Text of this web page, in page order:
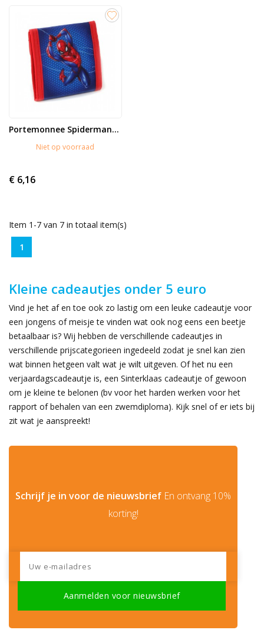
Portemonnee Spiderman...
Niet op voorraad
€ 6,16
Item 1-7 van 7 in totaal item(s)
1
Kleine cadeautjes onder 5 euro
Vind je het af en toe ook zo lastig om een leuke cadeautje voor
een jongens of meisje te vinden wat ook nog eens een beetje
betaalbaar is? Wij hebben de verschillende cadeautjes in
verschillende prijscategorieen ingedeeld zodat je snel kan zien
wat binnen hetgeen valt wat je wilt uitgeven. Of het nu een
verjaardagscadeautje is, een Sinterklaas cadeautje of gewoon
om je kleine te belonen (bv voor het harden werken voor het
rapport of behalen van een zwemdiploma). Kijk snel of er iets bij
zit wat je aanspreekt!
Schrijf je in voor de nieuwsbrief En ontvang 10%
korting!